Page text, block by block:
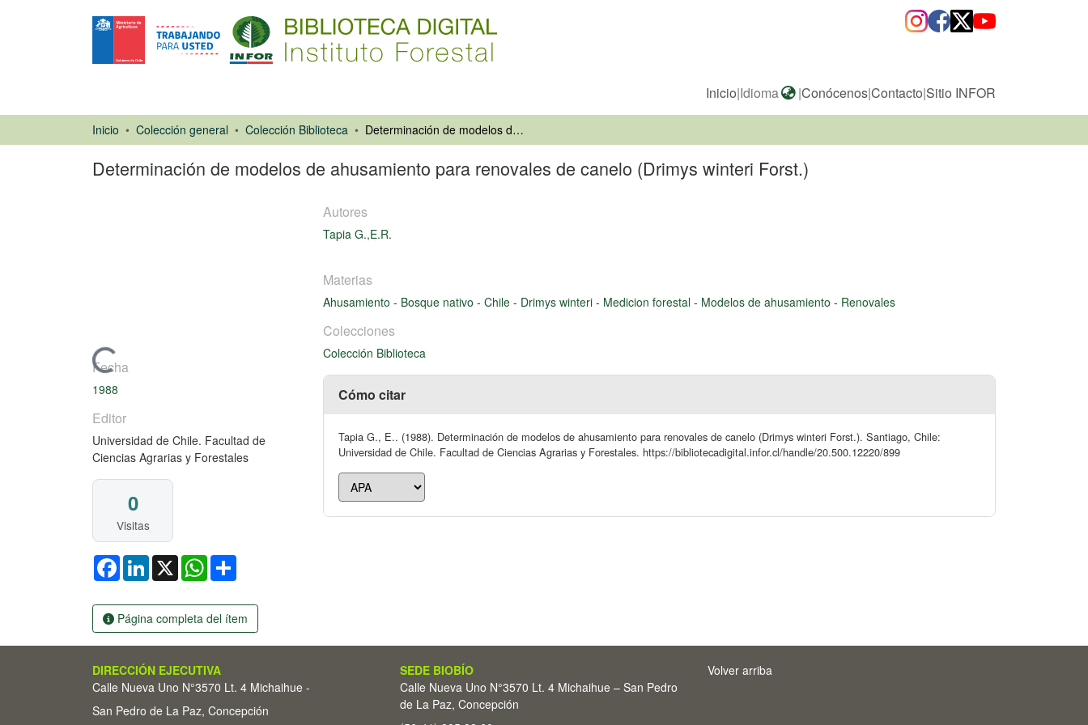
Inicio|Idioma |Conócenos|Contacto|Sitio INFOR
Inicio Colección general Colección Biblioteca Determinación de modelos de ahusamiento para renovales de canelo (Drimys winteri Forst.)
Determinación de modelos de ahusamiento para renovales de canelo (Drimys winteri Forst.)
Cargando...
Fecha
1988
Editor
Universidad de Chile. Facultad de
Ciencias Agrarias y Forestales
0
Visitas
FacebookLinkedIn
X WhatsApp
Página completa del ítem
Autores
Tapia G.,E.R.
Materias
Ahusamiento - Bosque nativo - Chile - Drimys winteri - Medicion forestal - Modelos de ahusamiento - Renovales
Colecciones
Colección Biblioteca
Cómo citar
Tapia G., E.. (1988). Determinación de modelos de ahusamiento para renovales de canelo (Drimys winteri Forst.). Santiago, Chile:
Universidad de Chile. Facultad de Ciencias Agrarias y Forestales. https://bibliotecadigital.infor.cl/handle/20.500.12220/899
DIRECCIÓN EJECUTIVA
Calle Nueva Uno N°3570 Lt. 4 Michaihue -
San Pedro de La Paz, Concepción
SEDE BIOBÍO
Calle Nueva Uno N°3570 Lt. 4 Michaihue – San Pedro
de La Paz, Concepción
Volver arriba